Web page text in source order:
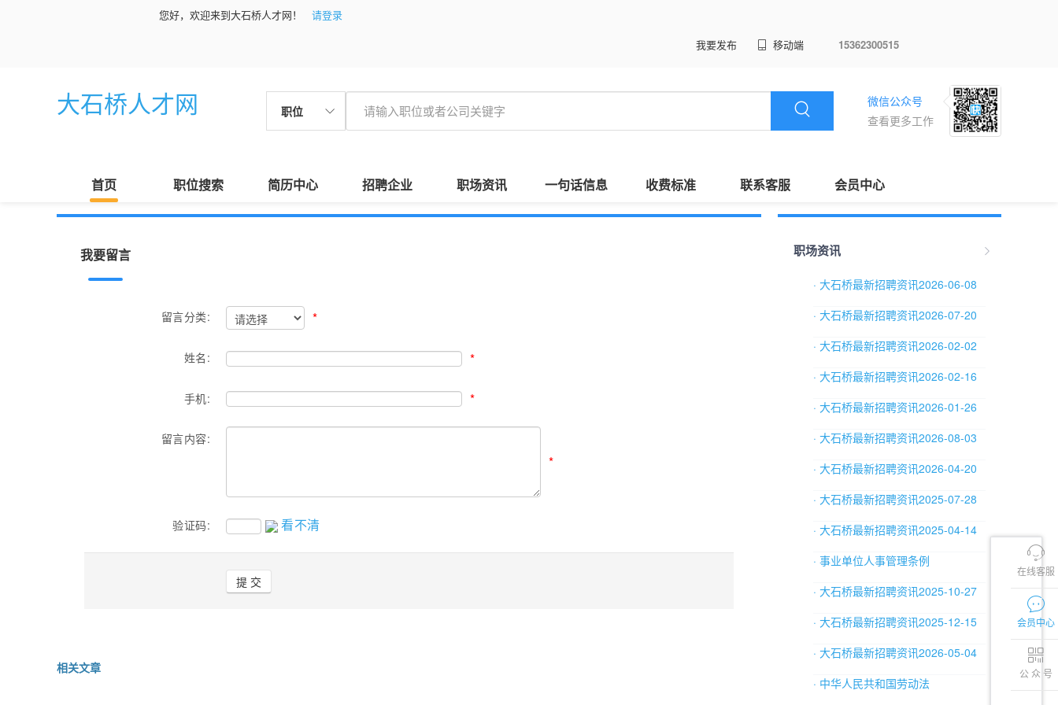
您好，欢迎来到大石桥人才网！
请登录
我要发布
移动端 15362300515
大石桥人才网 职位
微信公众号
查看更多工作
首页 职位搜索 简历中心 招聘企业 职场资讯 一句话信息 收费标准 联系客服 会员中心
在线客服
会员中心
公 众 号
我要留言
留言分类: *
姓名: *
手机: *
留言内容:
*
验证码: 看不清
相关文章
职场资讯
· 大石桥最新招聘资讯2026-06-08
· 大石桥最新招聘资讯2026-07-20
· 大石桥最新招聘资讯2026-02-02
· 大石桥最新招聘资讯2026-02-16
· 大石桥最新招聘资讯2026-01-26
· 大石桥最新招聘资讯2026-08-03
· 大石桥最新招聘资讯2026-04-20
· 大石桥最新招聘资讯2025-07-28
· 大石桥最新招聘资讯2025-04-14
· 事业单位人事管理条例
· 大石桥最新招聘资讯2025-10-27
· 大石桥最新招聘资讯2025-12-15
· 大石桥最新招聘资讯2026-05-04
· 中华人民共和国劳动法